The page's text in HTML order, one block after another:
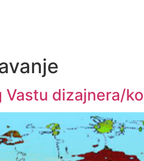
Vastu dizajnera/